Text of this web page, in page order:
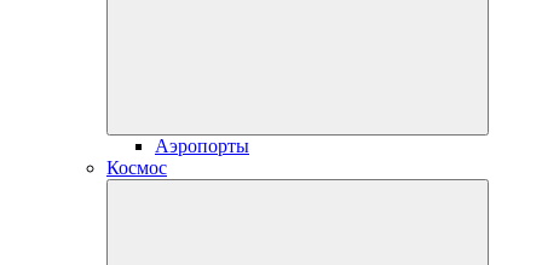
Аэропорты
Космос